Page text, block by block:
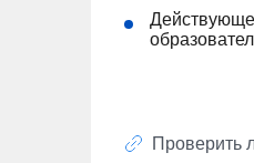
Проверить